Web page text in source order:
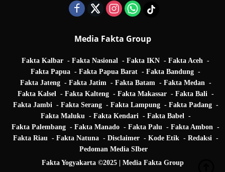
Media Fakta Group
Fakta Kalbar Fakta Nasional Fakta IKN
Fakta Aceh
Fakta Papua
Fakta Papua Barat
Fakta Bandung
Fakta Jateng
Fakta Jatim Fakta Batam
Fakta Medan
Fakta Kalsel
Fakta Kalteng Fakta Makassar
Fakta Bali
Fakta Jambi
Fakta Serang Fakta Lampung
Fakta Padang
Fakta Maluku
Fakta Kendari
Fakta Babel
Fakta Palembang
Fakta Manado Fakta Palu
Fakta Ambon
Fakta Riau
Fakta Natuna Disclaimer Kode Etik
Redaksi
Pedoman Media SIber
Fakta Yogyakarta ©2025 | Media Fakta Group